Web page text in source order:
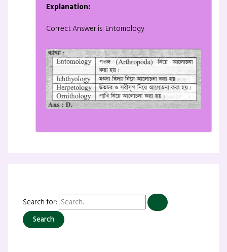
Explanation:
Correct Answer is: Entomology
Search for: